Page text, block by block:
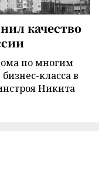
качество
по многим
класса в
Никита